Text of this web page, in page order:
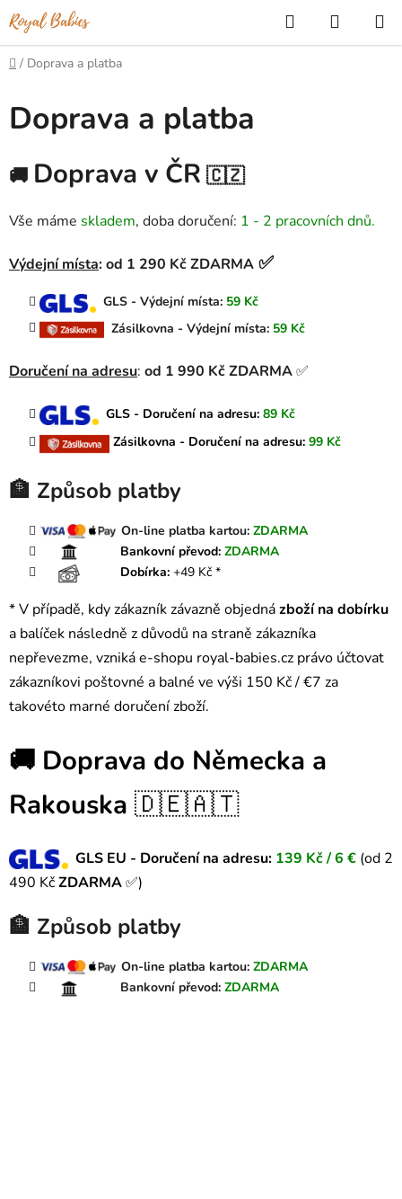
Přejít
na
obsah
Hledat
KOŠÍK
Domů
/ Doprava a platba
Doprava a platba
🚚 Doprava v ČR 🇨🇿
Vše máme skladem, doba doručení: 1 - 2 pracovních dnů.
Výdejní místa: od 1 290 Kč ZDARMA ✅
GLS - Výdejní místa: 59 Kč
Zásilkovna - Výdejní místa: 59 Kč
Doručení na adresu: od 1 990 Kč ZDARMA✅
GLS - Doručení na adresu: 89 Kč
Zásilkovna - Doručení na adresu: 99 Kč
🏦 Způsob platby
On-line platba kartou: ZDARMA
Bankovní převod: ZDARMA
Dobírka: +49 Kč *
* V případě, kdy zákazník závazně objednázboží na dobírku
a balíček následně z důvodů na straně zákazníka
nepřevezme, vzniká e-shopu royal-babies.cz právo účtovat
zákazníkovi poštovné a balné ve výši 150 Kč / €7 za
takovéto marné doručení zboží.
🚚 Doprava do Německa a
Rakouska 🇩🇪🇦🇹
GLS EU - Doručení na adresu: 139 Kč /6 € (od 2
490 KčZDARMA✅)
🏦 Způsob platby
On-line platba kartou: ZDARMA
Bankovní převod: ZDARMA